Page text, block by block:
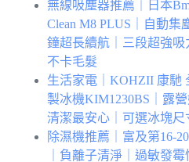
無線吸塵器推薦｜日本
Clean M8 PLUS｜自動集
鐘超長續航｜三段超強吸
不卡毛髮
生活家電｜KOHZII 康馳
製冰機KIM1230BS｜露
清潔最安心｜可選冰塊尺
除濕機推薦｜富及第16-
｜負離子清淨｜過敏發